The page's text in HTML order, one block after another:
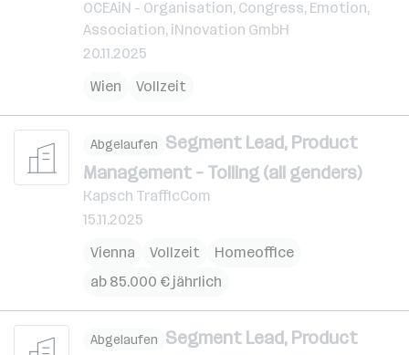
OCEAiN - Organisation, Congress, Emotion,
Association, iNnovation GmbH
20.11.2025
Wien
Vollzeit
Abgelaufen Segment Lead, Product
Management – Tolling (all genders)
Kapsch TrafficCom
15.11.2025
Vienna
Vollzeit
Homeoffice
ab 85.000 € jährlich
Abgelaufen Segment Lead, Product